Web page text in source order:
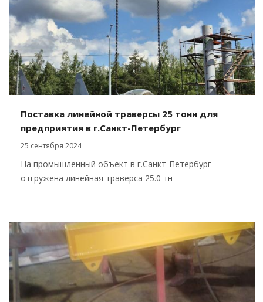
Поставка линейной траверсы 25 тонн для
предприятия в г.Санкт-Петербург
25 сентября 2024
На промышленный объект в г.Санкт-Петербург
отгружена линейная траверса 25.0 тн